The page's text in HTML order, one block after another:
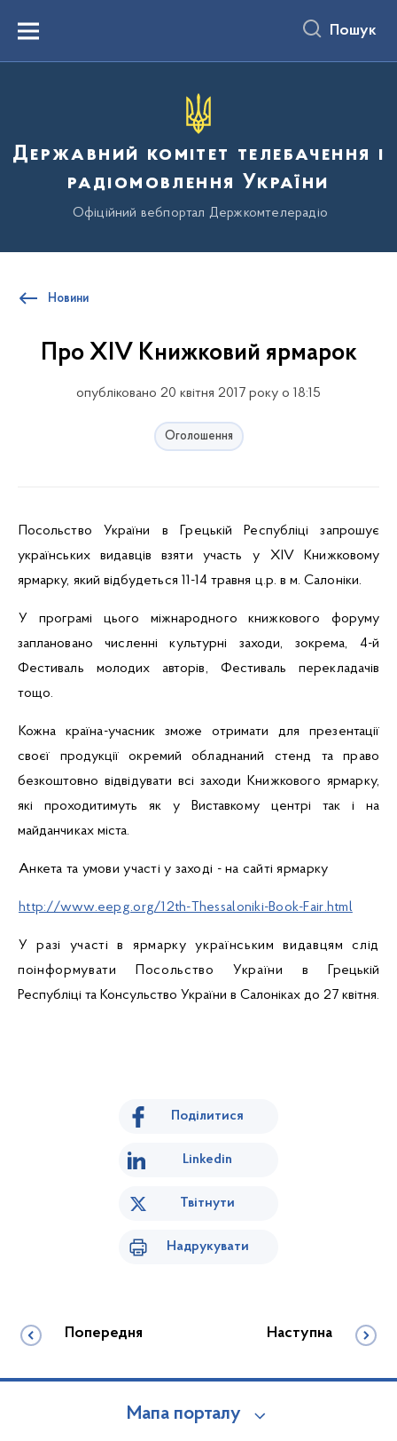
вмістуMenu Пошук
Державний комітет телебачення і
радіомовлення України
Офіційний вебпортал Держкомтелерадіо
Новини
Про XIV Книжковий ярмарок
опубліковано 20 квітня 2017 року о 18:15
Оголошення
Посольство України в Грецькій Республіці запрошує
українських видавців взяти участь у XIV Книжковому
ярмарку, який відбудеться 11-14 травня ц.р. в м. Салоніки.
У програмі цього міжнародного книжкового форуму
заплановано численні культурні заходи, зокрема, 4-й
Фестиваль молодих авторів, Фестиваль перекладачів
тощо.
Кожна країна-учасник зможе отримати для презентації
своєї продукції окремийобладнаний стенд та право
безкоштовно відвідувати вci заходи Книжкового ярмарку,
якіпроходитимуть як у Виставкому центрі так i на
майданчиках міста.
Анкета та умови участі у заході - на сайті ярмарку
http://www.eepg.org/12th-Thessaloniki-Book-Fair.html
У разі участі в ярмарку українським видавцям слід
поінформувати Посольство України в
Грецькій
Республіці та Консульство України в Салоніках до 27 квітня.
Поділитися
Linkedin
Твітнути
Надрукувати
Попередня Наступна
Мапа порталу